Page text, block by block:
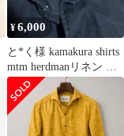
¥6,000
と*く様 kamakura shirts
mtm herdmanリネン ワ
ンピー